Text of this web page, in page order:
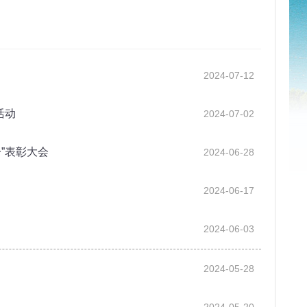
2024-07-12
2024-07-02
动
2024-06-28
表彰大会
2024-06-17
2024-06-03
2024-05-28